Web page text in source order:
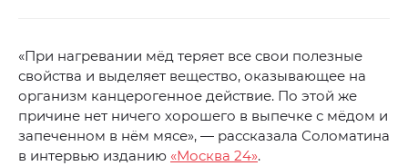
«При нагревании мёд теряет все свои полезные
свойства и выделяет вещество, оказывающее на
организм канцерогенное действие. По этой же
причине нет ничего хорошего в выпечке с мёдом и
запеченном в нём мясе», — рассказала Соломатина
в интервью изданию «Москва 24».